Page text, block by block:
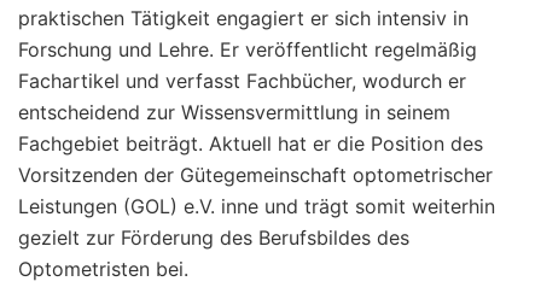
praktischen Tätigkeit engagiert er sich intensiv in
Forschung und Lehre. Er veröffentlicht regelmäßig
Fachartikel und verfasst Fachbücher, wodurch er
entscheidend zur Wissensvermittlung in seinem
Fachgebiet beiträgt. Aktuell hat er die Position des
Vorsitzenden der Gütegemeinschaft optometrischer
Leistungen (GOL) e.V. inne und trägt somit weiterhin
gezielt zur Förderung des Berufsbildes des
Optometristen bei.